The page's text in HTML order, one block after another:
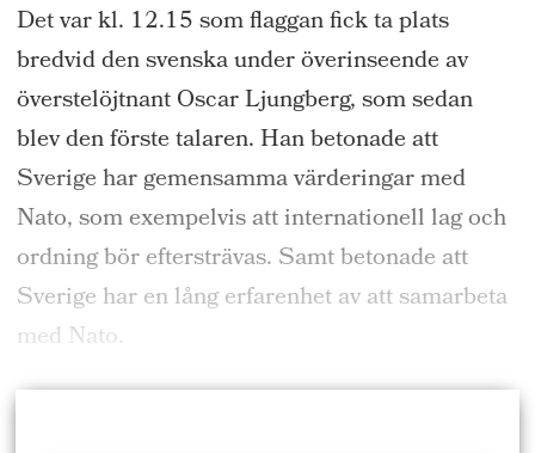
Det var kl. 12.15 som flaggan fick ta plats
bredvid den svenska under överinseende av
överstelöjtnant Oscar Ljungberg, som sedan
blev den förste talaren. Han betonade att
Sverige har gemensamma värderingar med
Nato, som exempelvis att internationell lag och
ordning bör eftersträvas. Samt betonade att
Sverige har en lång erfarenhet av att samarbeta
med Nato.